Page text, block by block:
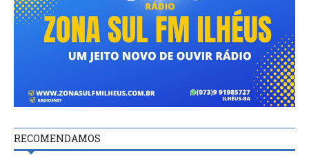
RECOMENDAMOS